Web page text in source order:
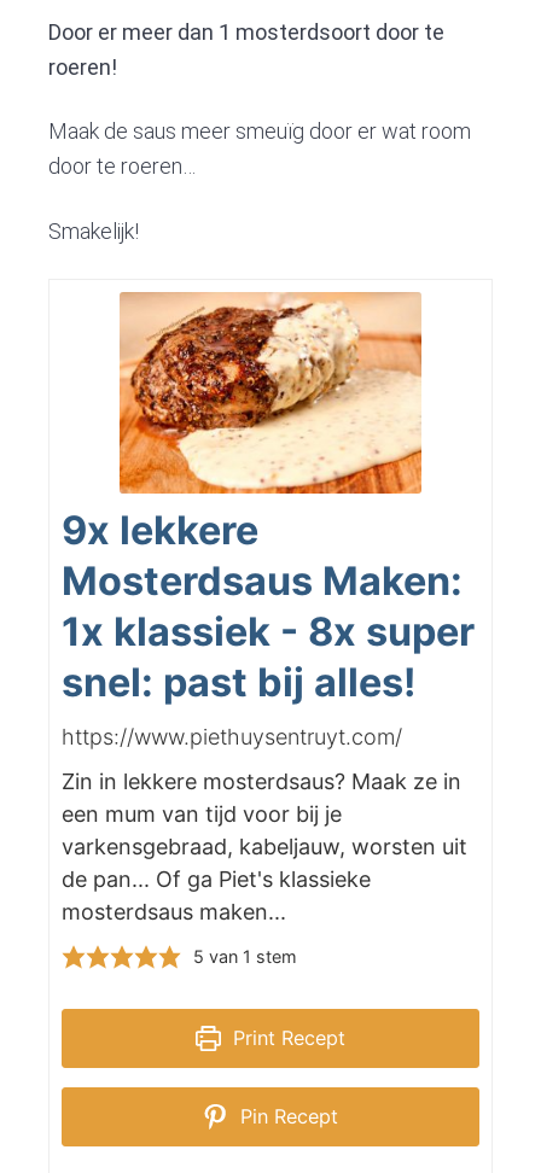
Door er meer dan 1 mosterdsoort door te
roeren!
Maak de saus meer smeuïg door er wat room
door te roeren…
Smakelijk!
9x lekkere
Mosterdsaus Maken:
1x klassiek - 8x super
snel: past bij alles!
https://www.piethuysentruyt.com/
Zin in lekkere mosterdsaus? Maak ze in
een mum van tijd voor bij je
varkensgebraad, kabeljauw, worsten uit
de pan... Of ga Piet's klassieke
mosterdsaus maken...
5 van 1 stem
Print Recept
Pin Recept